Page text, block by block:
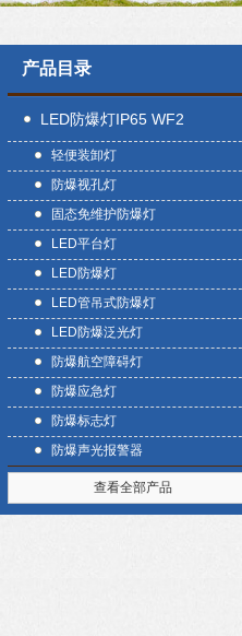
产品目录
LED防爆灯IP65 WF2
轻便装卸灯
防爆视孔灯
固态免维护防爆灯
LED平台灯
LED防爆灯
LED管吊式防爆灯
LED防爆泛光灯
防爆航空障碍灯
防爆应急灯
防爆标志灯
防爆声光报警器
查看全部产品